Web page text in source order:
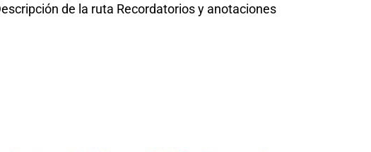
de la ruta Recordatorios y anotaciones